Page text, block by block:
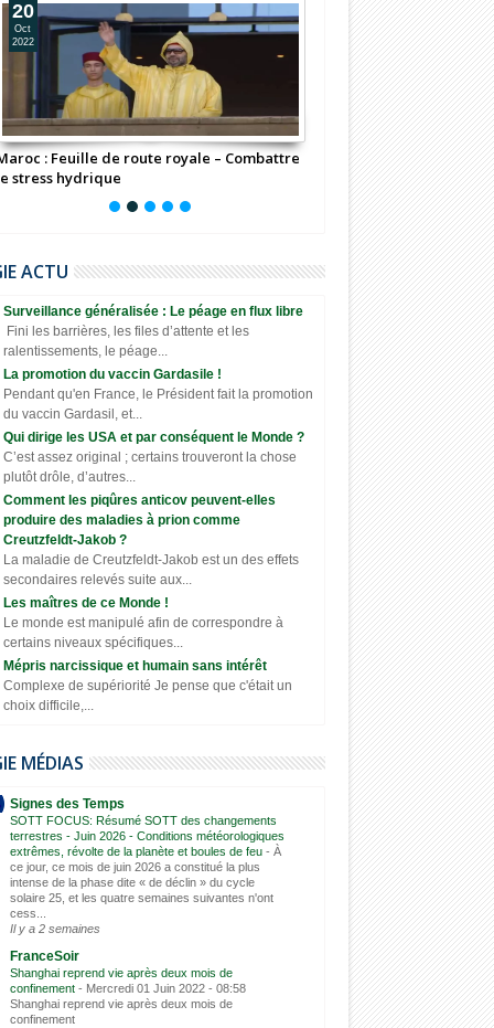
: Feuille de route royale – Combattre
stress hydrique
20
Oct
2022
"νσυѕ ηє ρσυνєz ραѕ
мêмє"
14
Oct
2022
ACTU
Surveillance généralisée : Le péage en flux libre
Fini les barrières, les files d’attente et les
ralentissements, le péage...
La promotion du vaccin Gardasile !
Pendant qu'en France, le Président fait la promotion
du vaccin Gardasil, et...
Qui dirige les USA et par conséquent le Monde ?
C’est assez original ; certains trouveront la chose
plutôt drôle, d’autres...
Comment les piqûres anticov peuvent-elles
produire des maladies à prion comme
Creutzfeldt-Jakob ?
La maladie de Creutzfeldt-Jakob est un des effets
secondaires relevés suite aux...
Les maîtres de ce Monde !
Le monde est manipulé afin de correspondre à
certains niveaux spécifiques...
Mépris narcissique et humain sans intérêt
Complexe de supériorité Je pense que c'était un
choix difficile,...
MÉDIAS
Signes des Temps
SOTT FOCUS: Résumé SOTT des changements
terrestres - Juin 2026 - Conditions météorologiques
extrêmes, révolte de la planète et boules de feu - À
ce jour, ce mois de juin 2026 a constitué la plus
intense de la phase dite « de déclin » du cycle
solaire 25, et les quatre semaines suivantes n'ont
cess...
Il y a 2 semaines
FranceSoir
Shanghai reprend vie après deux mois de
confinement - Mercredi 01 Juin 2022 - 08:58
Shanghai reprend vie après deux mois de
confinement